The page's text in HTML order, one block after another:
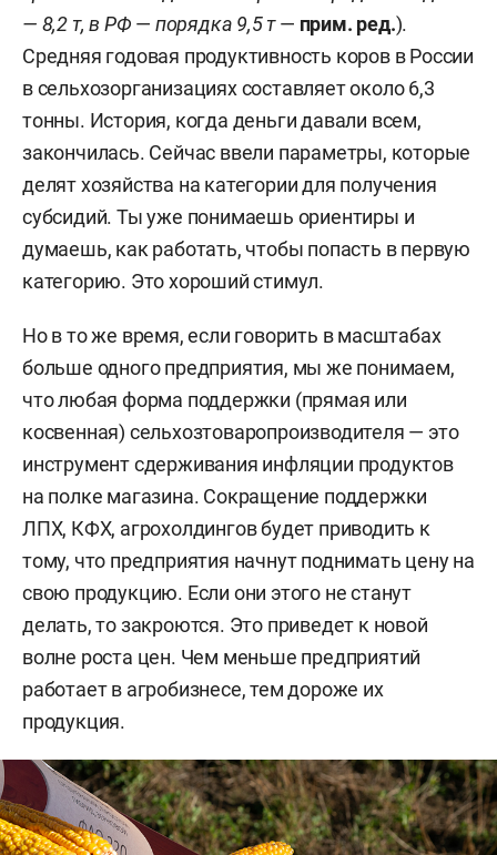
— 8,2 т, в РФ — порядка 9,5 т— прим. ред.).
Средняя годовая продуктивность коров в России
в сельхозорганизациях составляет около 6,3
тонны. История, когда деньги давали всем,
закончилась. Сейчас ввели параметры, которые
делят хозяйства на категории для получения
субсидий. Ты уже понимаешь ориентиры и
думаешь, как работать, чтобы попасть в первую
категорию. Это хороший стимул.
Но в то же время, если говорить в масштабах
больше одного предприятия, мы же понимаем,
что любая форма поддержки (прямая или
косвенная) сельхозтоваропроизводителя — это
инструмент сдерживания инфляции продуктов
на полке магазина. Сокращение поддержки
ЛПХ, КФХ, агрохолдингов будет приводить к
тому, что предприятия начнут поднимать цену на
свою продукцию. Если они этого не станут
делать, то закроются. Это приведет к новой
волне роста цен. Чем меньше предприятий
работает в агробизнесе, тем дороже их
продукция.